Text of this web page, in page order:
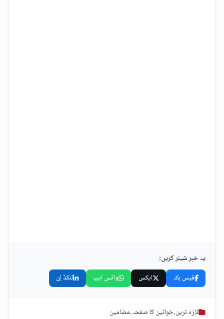
یہ خبر شیئر کریں:
فیس بک ایکس واٹس ایپ لنکڈ اِن
تازہ ترین,خواتین کا صفحہ,مضامین